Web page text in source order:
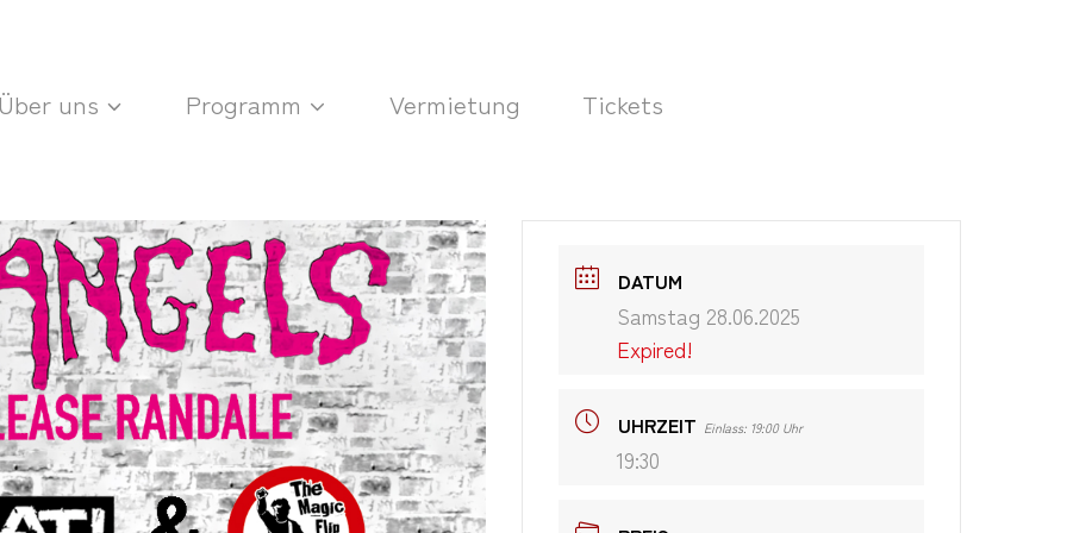
Über uns Programm Vermietung Tickets
DATUM
Samstag 28.06.2025
Expired!
UHRZEIT Einlass: 19:00 Uhr
19:30